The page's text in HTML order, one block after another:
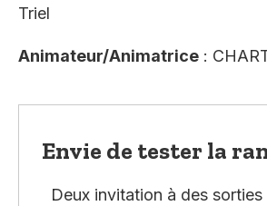
Triel
Animateur/Animatrice :
Envie de tester la
Deux invitation à des sorties